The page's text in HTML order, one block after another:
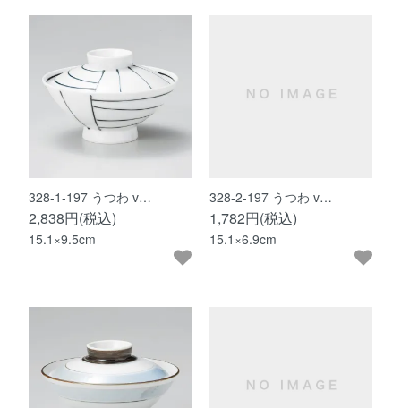
328-1-197 うつわ v…
2,838円(税込)
15.1×9.5cm
328-2-197 うつわ v…
1,782円(税込)
15.1×6.9cm